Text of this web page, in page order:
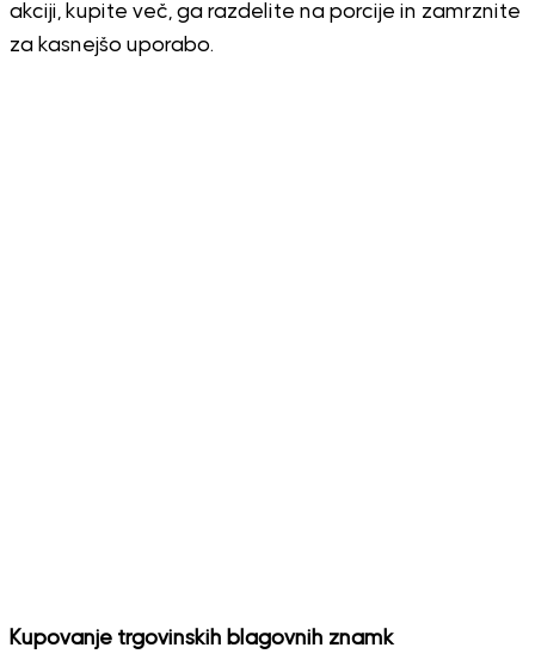
akciji, kupite več, ga razdelite na porcije in zamrznite
za kasnejšo uporabo.
Kupovanje trgovinskih blagovnih znamk